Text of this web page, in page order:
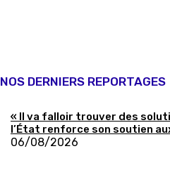
NOS DERNIERS REPORTAGES
« Il va falloir trouver des
l’État renforce son soutien
06/08/2026